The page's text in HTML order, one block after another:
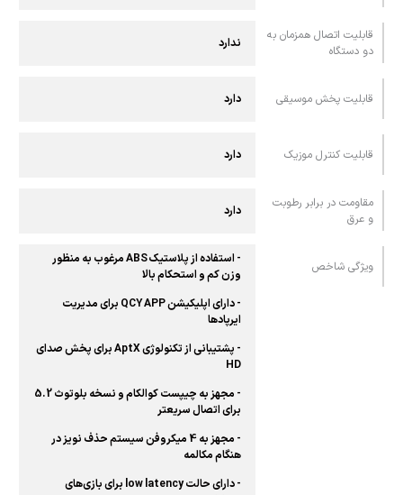
قابلیت اتصال همزمان به
دو دستگاه
ندارد
قابلیت پخش موسیقی دارد
قابلیت کنترل موزیک دارد
مقاومت در برابر رطوبت
و عرق
دارد
ویژگی شاخص
- استفاده از پلاستیک ABS مرغوب به منظور
وزن کم و استحکام بالا
- دارای اپلیکیشن QCY APP برای مدیریت
ایرپادها
- پشتیبانی از تکنولوژی AptX برای پخش صدای
HD
- مجهز به چیپست کوالکام و نسخه بلوتوث 5.2
برای اتصال سریعتر
- مجهز به 4 میکروفن سیستم حذف نویز در
هنگام مکالمه
- دارای حالت low latency برای بازی‌های